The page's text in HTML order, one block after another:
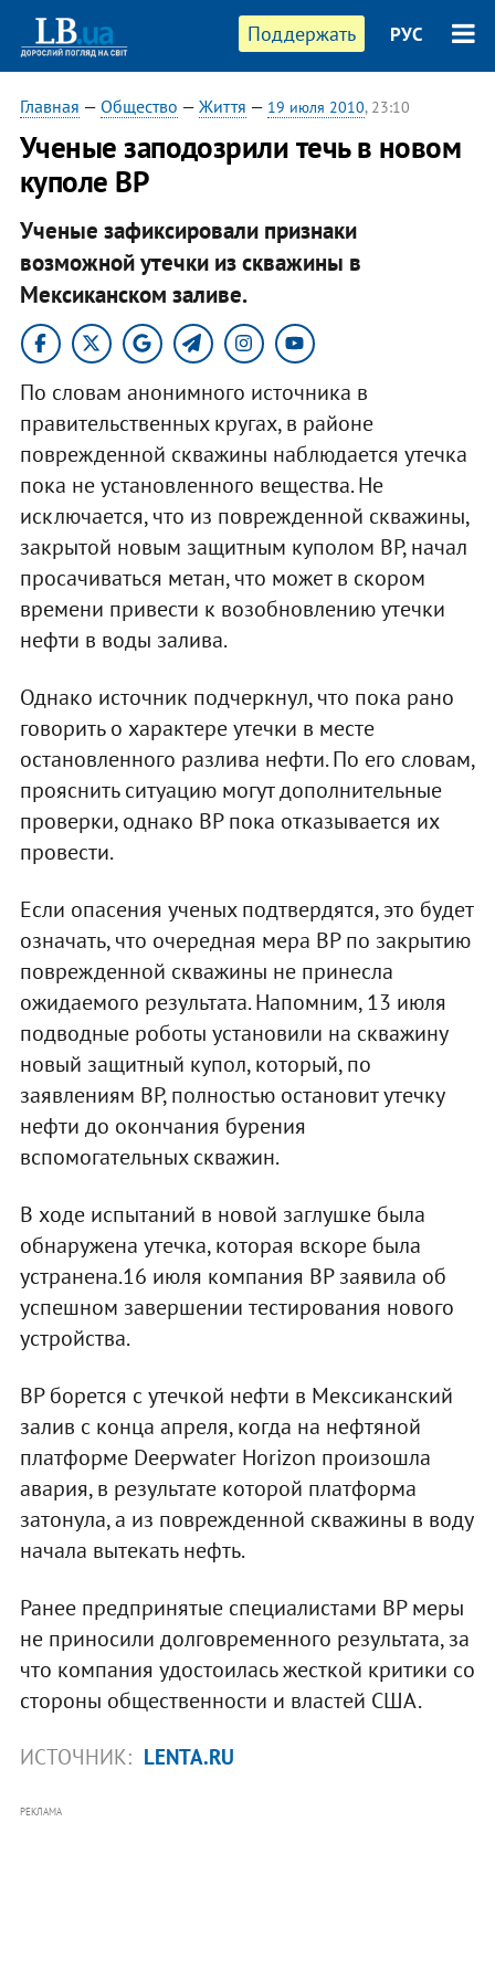
Поддержать РУС
Главная — Общество — Життя — 19 июля 2010, 23:10
Ученые заподозрили течь в новом
куполе BP
Ученые зафиксировали признаки
возможной утечки из скважины в
Мексиканском заливе.
По словам анонимного источника в
правительственных кругах, в районе
поврежденной скважины наблюдается утечка
пока не установленного вещества. Не
исключается, что из поврежденной скважины,
закрытой новым защитным куполом BP, начал
просачиваться метан, что может в скором
времени привести к возобновлению утечки
нефти в воды залива.
Однако источник подчеркнул, что пока рано
говорить о характере утечки в месте
остановленного разлива нефти. По его словам,
прояснить ситуацию могут дополнительные
проверки, однако BP пока отказывается их
провести.
Если опасения ученых подтвердятся, это будет
означать, что очередная мера BP по закрытию
поврежденной скважины не принесла
ожидаемого результата. Напомним, 13 июля
подводные роботы установили на скважину
новый защитный купол, который, по
заявлениям BP, полностью остановит утечку
нефти до окончания бурения
вспомогательных скважин.
В ходе испытаний в новой заглушке была
обнаружена утечка, которая вскоре была
устранена.16 июля компания BP заявила об
успешном завершении тестирования нового
устройства.
BP борется с утечкой нефти в Мексиканский
залив с конца апреля, когда на нефтяной
платформе Deepwater Horizon произошла
авария, в результате которой платформа
затонула, а из поврежденной скважины в воду
начала вытекать нефть.
Ранее предпринятые специалистами BP меры
не приносили долговременного результата, за
что компания удостоилась жесткой критики со
стороны общественности и властей США.
ИСТОЧНИК: LENTA.RU
РЕКЛАМА